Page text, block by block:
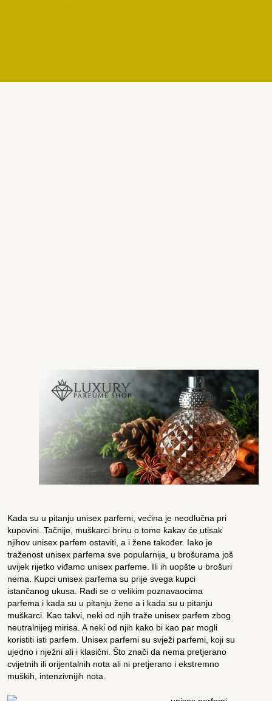
Kada su u pitanju unisex parfemi, većina je neodlučna pri
kupovini. Tačnije, muškarci brinu o tome kakav će utisak
njihov unisex parfem ostaviti, a i žene također. Iako je
traženost unisex parfema sve popularnija, u brošurama još
uvijek rijetko viđamo unisex parfeme. Ili ih uopšte u brošuri
nema. Kupci unisex parfema su prije svega kupci
istančanog ukusa. Radi se o velikim poznavaocima
parfema i kada su u pitanju žene a i kada su u pitanju
muškarci. Kao takvi, neki od njih traže unisex parfem zbog
neutralnijeg mirisa. A neki od njih kako bi kao par mogli
koristiti isti parfem. Unisex parfemi su svježi parfemi, koji su
ujedno i nježni ali i klasični. Što znači da nema pretjerano
cvijetnih ili orijentalnih nota ali ni pretjerano i ekstremno
muških, intenzivnijih nota.